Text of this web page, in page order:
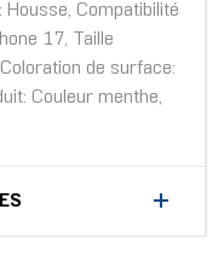
Housse, Compatibilité
17, Taille
de surface:
Couleur menthe,